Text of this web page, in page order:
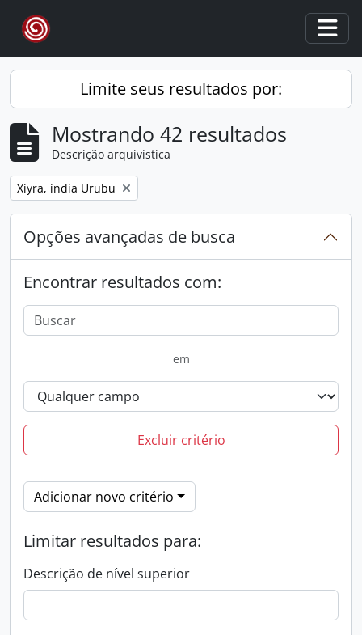
Skip to main content
Limite seus resultados por:
Mostrando 42 resultados
Descrição arquivística
Remover filtro:
Xiyra, índia Urubu
Opções avançadas de busca
Encontrar resultados com:
em
Excluir critério
Adicionar novo critério
Limitar resultados para:
Descrição de nível superior